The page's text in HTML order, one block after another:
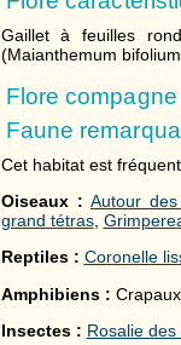
Gaillet à feuilles
(Maianthemum
Flore compagne
Faune
Cet habitat est
Oiseaux : Autour
grand tétras,
Reptiles : Coronelle
Amphibiens :
Insectes : Rosalie des